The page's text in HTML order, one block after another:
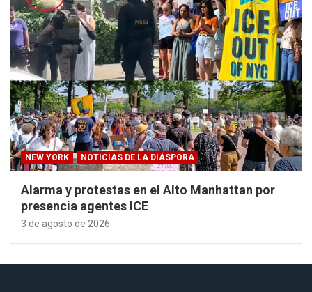
NEW YORK NOTICIAS DE LA DIÁSPORA
Alarma y protestas en el Alto Manhattan por
presencia agentes ICE
3 de agosto de 2026